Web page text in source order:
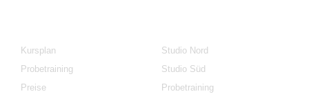
Kursplan
Probetraining
Preise
Studio Nord
Studio Süd
Probetraining